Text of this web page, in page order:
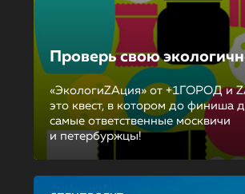
Проверь свою
«ЭкологиZAция» от +1ГОРОД и
это квест, в котором до финиша
самые ответственные москвичи
и петербуржцы!